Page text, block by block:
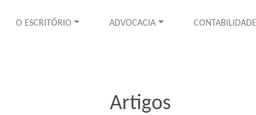
O ESCRITÓRIO ADVOCACIA CONTABILIDADE
Artigos